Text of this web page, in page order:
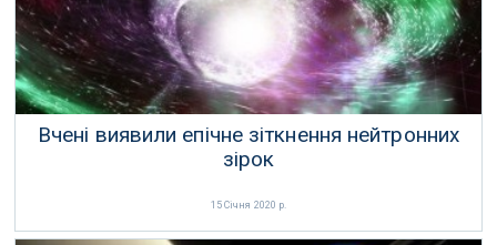
Вчені виявили епічне зіткнення нейтронних
зірок
15 Січня 2020 р.